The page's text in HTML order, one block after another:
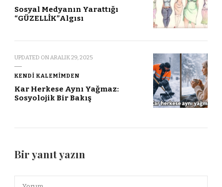
Sosyal Medyanın Yarattığı
“GÜZELLİK”Algısı
UPDATED ON ARALIK 29, 2025
KENDI KALEMIMDEN
Kar Herkese Aynı Yağmaz:
Sosyolojik Bir Bakış
Bir yanıt yazın